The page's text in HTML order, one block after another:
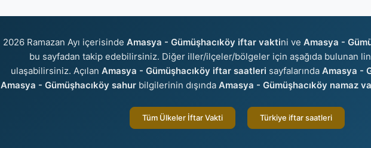
2026 Ramazan Ayı içerisinde Amasya - Gümüşhacıköy iftar vaktini ve Amasya -
bu sayfadan takip edebilirsiniz. Diğer iller/ilçeler/bölgeler için aşağıda bulunan
ulaşabilirsiniz. Açılan Amasya - Gümüşhacıköy iftar saatleri sayfalarında Amasya -
Amasya - Gümüşhacıköy sahurbilgilerinin dışında Amasya - Gümüşhacıköy namaz
Tüm Ülkeler İftar Vakti Türkiye iftar saatleri